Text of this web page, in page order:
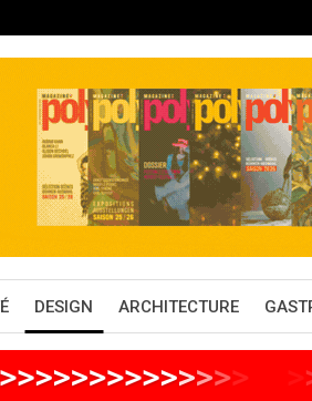
DESIGN ARCHITECTURE
>>>>>>>>>>>>>> >